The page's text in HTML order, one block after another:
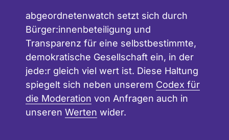
abgeordnetenwatch setzt sich durch
Bürger:innenbeteiligung und
Transparenz für eine selbstbestimmte,
demokratische Gesellschaft ein, in der
jede:r gleich viel wert ist. Diese Haltung
spiegelt sich neben unserem Codex für
die Moderation von Anfragen auch in
unseren Werten wider.